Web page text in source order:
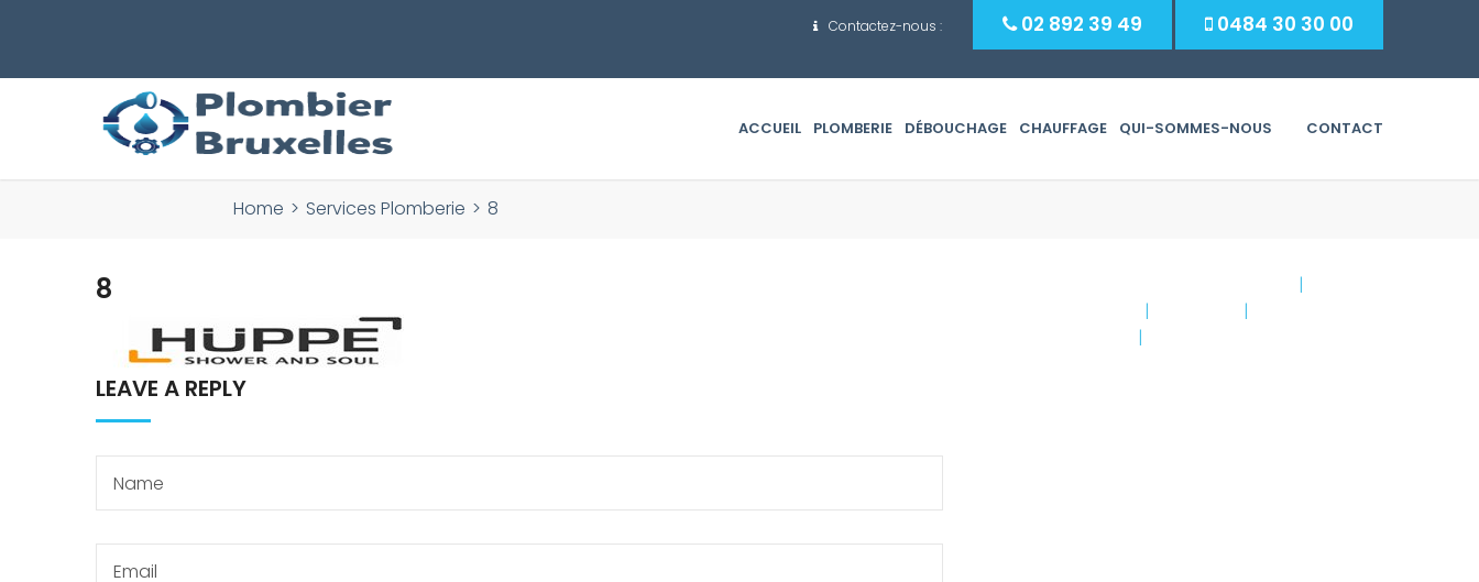
Contactez-nous : 02 892 39 49 0484 30 30 00
ACCUEIL PLOMBERIE DÉBOUCHAGE CHAUFFAGE QUI-SOMMES-NOUS CONTACT
Home > Services Plomberie > 8
8
LEAVE A REPLY
|
| |
|